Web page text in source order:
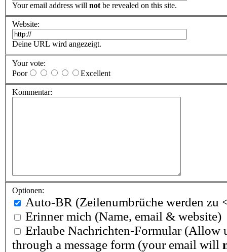
Your email address will not be revealed on this site.
Website:
Deine URL wird angezeigt.
Your vote:
Poor
Excellent
Kommentar:
Optionen:
Auto-BR (Zeilenumbrüche werden zu
Erinner mich (Name, email & website)
Erlaube Nachrichten-Formular (Allow
through a message form (your email will